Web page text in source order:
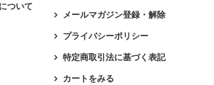
ついて
メールマガジン登録・解除
プライバシーポリシー
特定商取引法に基づく表記
カートをみる